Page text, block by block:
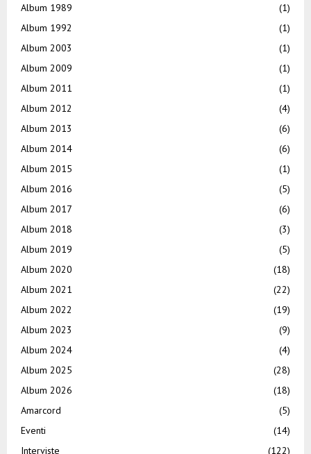
Album 1989
(1)
Album 1992
(1)
Album 2003
(1)
Album 2009
(1)
Album 2011
(1)
Album 2012
(4)
Album 2013
(6)
Album 2014
(6)
Album 2015
(1)
Album 2016
(5)
Album 2017
(6)
Album 2018
(3)
Album 2019
(5)
Album 2020
(18)
Album 2021
(22)
Album 2022
(19)
Album 2023
(9)
Album 2024
(4)
Album 2025
(28)
Album 2026
(18)
Amarcord
(5)
Eventi
(14)
Interviste
(122)